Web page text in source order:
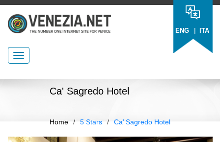
ENG | ITA
Ca' Sagredo Hotel
Home / 5 Stars / Ca’ Sagredo Hotel